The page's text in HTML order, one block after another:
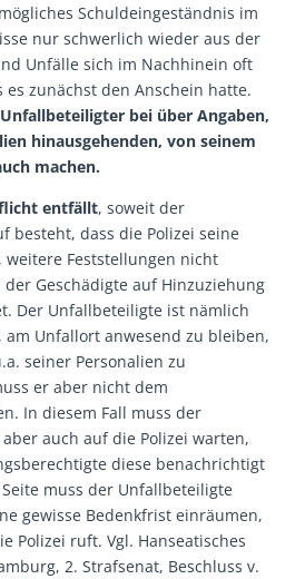
Schuldeingeständnis im
nur schwerlich wieder aus der
Unfälle sich im Nachhinein oft
zunächst den Anschein hatte.
bei über Angaben,
hinausgehenden, von seinem
machen.
entfällt, soweit der
besteht, dass die Polizei seine
weitere Feststellungen nicht
Geschädigte auf Hinzuziehung
Der Unfallbeteiligte ist nämlich
Unfallort anwesend zu bleiben,
seiner Personalien zu
er aber nicht dem
In diesem Fall muss der
auch auf die Polizei warten,
diese benachrichtigt
muss der Unfallbeteiligte
gewisse Bedenkfrist einräumen,
Polizei ruft. Vgl. Hanseatisches
2. Strafsenat, Beschluss v.